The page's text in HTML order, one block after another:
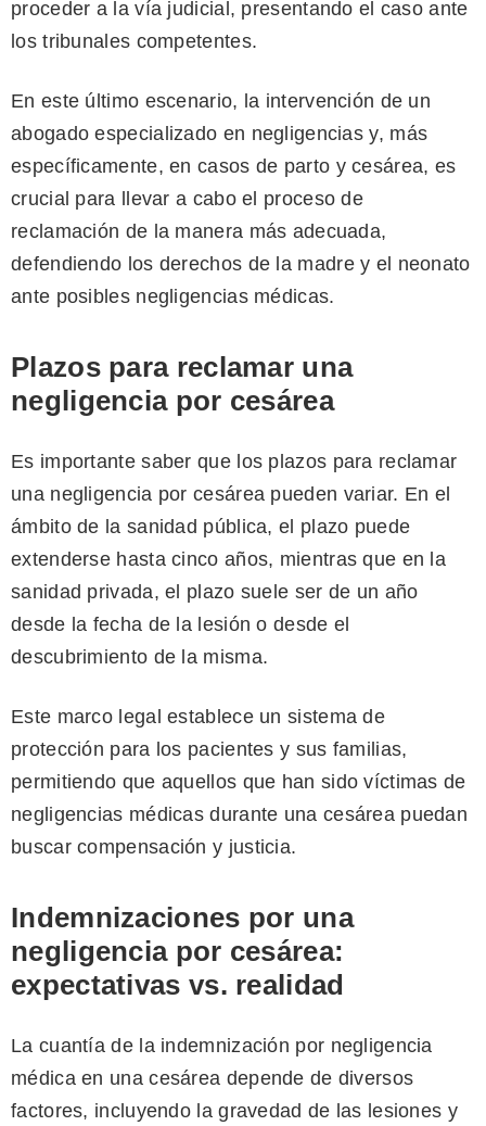
proceder a la vía judicial, presentando el caso ante
los tribunales competentes.
En este último escenario, la intervención de un
abogado especializado en negligencias y, más
específicamente, en casos de parto y cesárea, es
crucial para llevar a cabo el proceso de
reclamación de la manera más adecuada,
defendiendo los derechos de la madre y el neonato
ante posibles negligencias médicas.
Plazos para reclamar una
negligencia por cesárea
Es importante saber que los plazos para reclamar
una negligencia por cesárea pueden variar. En el
ámbito de la sanidad pública, el plazo puede
extenderse hasta cinco años, mientras que en la
sanidad privada, el plazo suele ser de un año
desde la fecha de la lesión o desde el
descubrimiento de la misma.
Este marco legal establece un sistema de
protección para los pacientes y sus familias,
permitiendo que aquellos que han sido víctimas de
negligencias médicas durante una cesárea puedan
buscar compensación y justicia.
Indemnizaciones por una
negligencia por cesárea:
expectativas vs. realidad
La cuantía de la indemnización por negligencia
médica en una cesárea depende de diversos
factores, incluyendo la gravedad de las lesiones y